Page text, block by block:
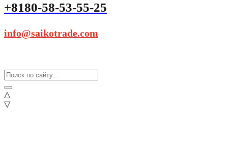
+8180-58-53-55-25
info@saikotrade.com
△
▽